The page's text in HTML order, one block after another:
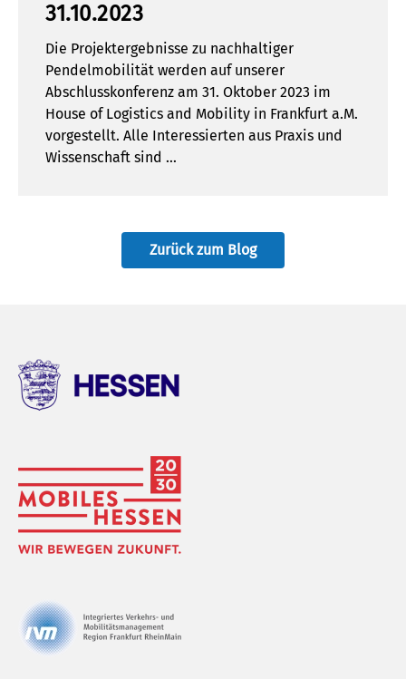
31.10.2023
Die Projektergebnisse zu nachhaltiger
Pendelmobilität werden auf unserer
Abschlusskonferenz am 31. Oktober 2023 im
House of Logistics and Mobility in Frankfurt a.M.
vorgestellt. Alle Interessierten aus Praxis und
Wissenschaft sind …
Zurück zum Blog